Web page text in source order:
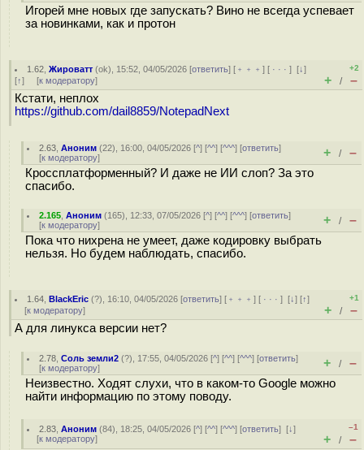
Игорей мне новых где запускать? Вино не всегда успевает
за новинками, как и протон
1.62 ,Жироватт (ok), 15:52, 04/05/2026 [ответить] [ ﹢﹢﹢] [ · · ·][↓]
[↑] [к модератору]
+2
+ / –
Кстати, неплох
https://github.com/dail8859/NotepadNext
2.63 ,Аноним (22), 16:00, 04/05/2026 [^] [^^] [^^^] [ответить]
[к модератору] + / –
Кроссплатформенный? И даже не ИИ слоп? За это
спасибо.
2.165 ,Аноним (165), 12:33, 07/05/2026 [^] [^^] [^^^] [ответить]
[к модератору] + / –
Пока что нихрена не умеет, даже кодировку выбрать
нельзя. Но будем наблюдать, спасибо.
1.64 ,BlackEric (?), 16:10, 04/05/2026 [ответить] [ ﹢﹢﹢] [ · · ·][↓] [↑]
[к модератору]
+1
+ / –
А для линукса версии нет?
2.78 ,Соль земли2 (?), 17:55, 04/05/2026 [^] [^^] [^^^] [ответить]
[к модератору] + / –
Неизвестно. Ходят слухи, что в каком-то Google можно
найти информацию по этому поводу.
2.83 ,Аноним (84), 18:25, 04/05/2026 [^] [^^] [^^^] [ответить][↓]
[к модератору]
–1
+ / –